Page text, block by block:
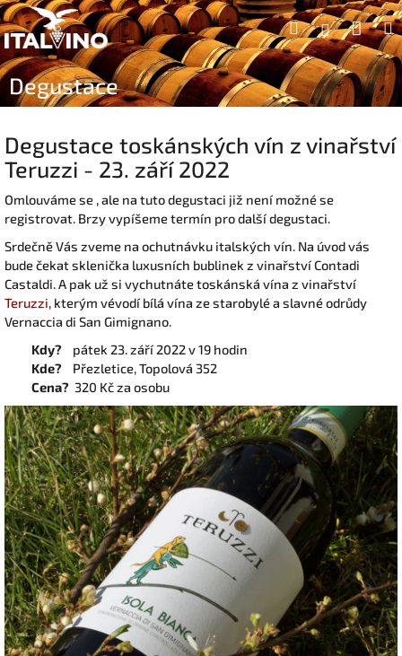
Přejít
na
obsah
Hledat
Degustace
Degustace toskánských vín z vinařství
Teruzzi - 23. září 2022
Omlouváme se , ale na tuto degustaci již není možné se
registrovat. Brzy vypíšeme termín pro další degustaci.
Srdečně Vás zveme na ochutnávku italských vín. Na úvod vás
bude čekat sklenička luxusních bublinek z vinařství Contadi
Castaldi. A pak už si vychutnáte toskánská vína z vinařství
Teruzzi, kterým vévodí bílá vína ze starobylé a slavné odrůdy
Vernaccia di San Gimignano.
Kdy? pátek 23. září 2022 v 19 hodin
Kde? Přezletice, Topolová 352
Cena? 320 Kč za osobu